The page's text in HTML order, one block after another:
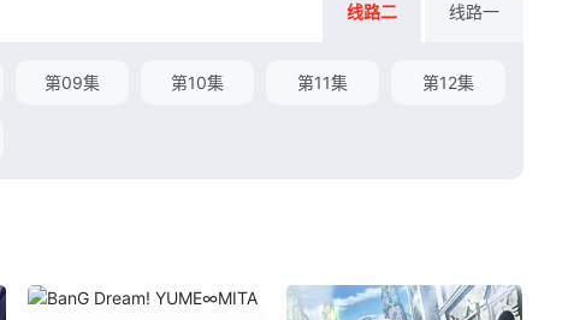
线路二 线路一
第09集 第10集 第11集 第12集